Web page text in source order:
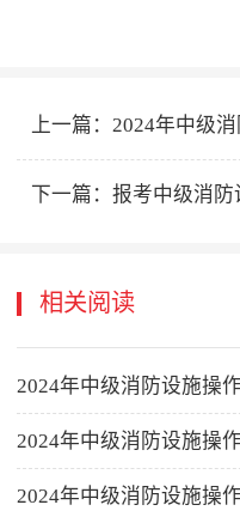
上一篇：2024年中级
下一篇：报考中级消防
相关阅读
2024年中级消防设施操
2024年中级消防设施操
2024年中级消防设施操